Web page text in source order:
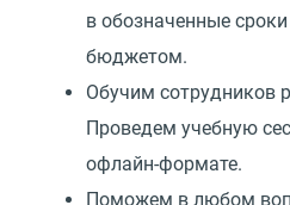
в обозначенные
бюджетом.
Обучим сотрудников
Проведем учебную
офлайн-формате.
Поможем в любом